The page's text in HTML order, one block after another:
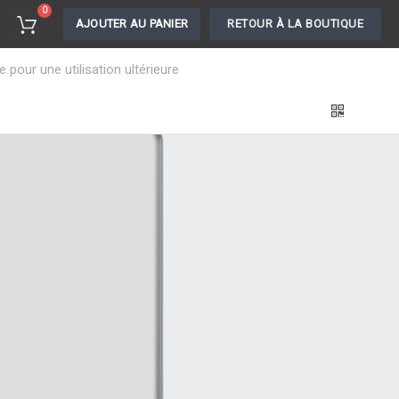
0
AJOUTER AU PANIER RETOUR À LA BOUTIQUE
pour une utilisation ultérieure